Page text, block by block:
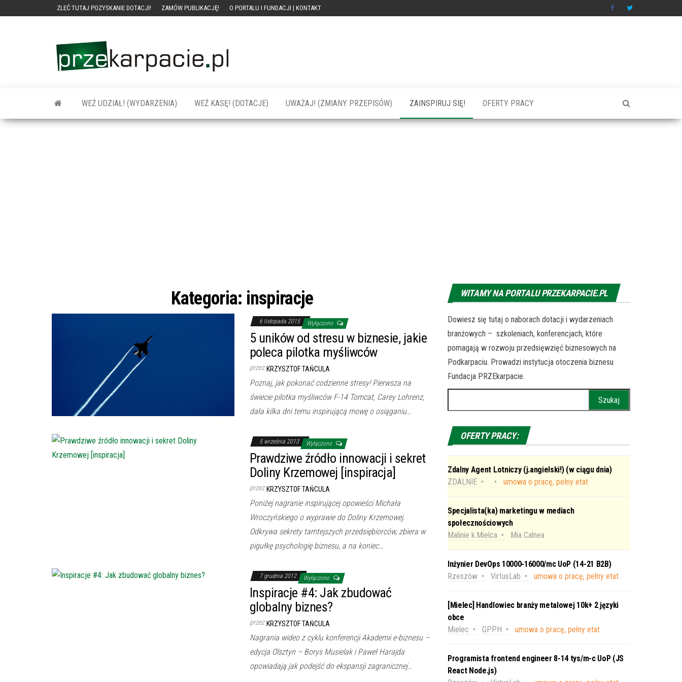
ZLEĆ TUTAJ POZYSKANIE DOTACJI! ZAMÓW PUBLIKACJĘ! O PORTALU I FUNDACJI | KONTAKT
szkolenia dla
firm
WEŹ UDZIAŁ! (WYDARZENIA) WEŹ KASĘ! (DOTACJE) UWAŻAJ! (ZMIANY PRZEPISÓW) ZAINSPIRUJ SIĘ! OFERTY PRACY
Kategoria: inspiracje
6 listopada 2015 Wyłączono
5 uników od stresu w biznesie, jakie
poleca pilotka myśliwców
przez KRZYSZTOF TAŃCULA
Poznaj, jak pokonać codzienne stresy! Pierwsza na
świecie pilotka myśliwców F-14 Tomcat, Carey Lohrenz,
dała kilka dni temu inspirującą mowę o osiąganiu…
5 września 2013 Wyłączono
Prawdziwe źródło innowacji i sekret
Doliny Krzemowej [inspiracja]
przez KRZYSZTOF TAŃCULA
Poniżej nagranie inspirującej opowieści Michała
Wroczyńskiego o wyprawie do Doliny Krzemowej.
Odkrywa sekrety tamtejszych przedsiębiorców, zbiera w
pigułkę psychologię biznesu, a na koniec…
7 grudnia 2012 Wyłączono
Inspiracje #4: Jak zbudować
globalny biznes?
przez KRZYSZTOF TAŃCULA
Nagrania wideo z cyklu konferencji Akademii e-biznesu –
edycja Olsztyn – Borys Musielak i Paweł Harajda
opowiadają jak podejść do ekspansji zagranicznej…
WITAMY NA PORTALU PRZEKARPACIE.PL
Dowiesz się tutaj o naborach dotacji i wydarzeniach
branżowych – szkoleniach, konferencjach, które
pomagają w rozwoju przedsięwzięć biznesowych na
Podkarpaciu. Prowadzi instytucja otoczenia biznesu
Fundacja PRZEkarpacie.
OFERTY PRACY:
Zdalny Agent Lotniczy (j.angielski!) (w ciągu dnia)
ZDALNIE
umowa o pracę, pełny etat
Specjalista(ka) marketingu w mediach
społecznościowych
Malinie k.Mielca
Mia Calnea
Inżynier DevOps 10000-16000/mc UoP (14-21 B2B)
Rzeszów
VirtusLab umowa o pracę, pełny etat
[Mielec] Handlowiec branży metalowej 10k+ 2 języki
obce
Mielec
GPPH umowa o pracę, pełny etat
Programista frontend engineer 8-14 tys/m-c UoP (JS
React Node.js)